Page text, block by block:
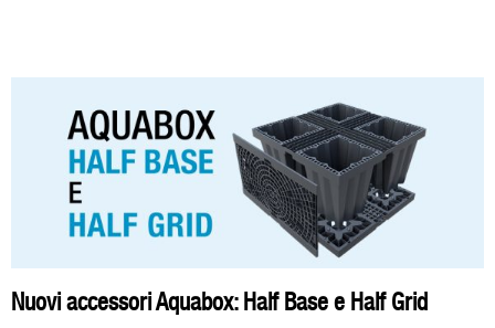
Nuovi accessori Aquabox: Half Base e Half Grid